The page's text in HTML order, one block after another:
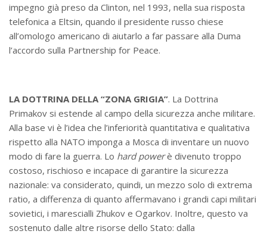
impegno già preso da Clinton, nel 1993, nella sua risposta
telefonica a Eltsin, quando il presidente russo chiese
all’omologo americano di aiutarlo a far passare alla Duma
l’accordo sulla Partnership for Peace.
LA DOTTRINA DELLA “ZONA GRIGIA”. La Dottrina
Primakov si estende al campo della sicurezza anche militare.
Alla base vi è l’idea che l’inferiorità quantitativa e qualitativa
rispetto alla NATO imponga a Mosca di inventare un nuovo
modo di fare la guerra. Lo hard powerè divenuto troppo
costoso, rischioso e incapace di garantire la sicurezza
nazionale: va considerato, quindi, un mezzo solo di extrema
ratio, a differenza di quanto affermavano i grandi capi militari
sovietici, i marescialli Zhukov e Ogarkov. Inoltre, questo va
sostenuto dalle altre risorse dello Stato: dalla